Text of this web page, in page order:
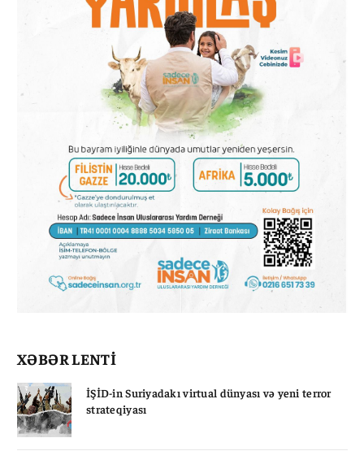
XƏBƏR LENTİ
İŞİD-in Suriyadakı virtual dünyası və yeni terror
strateqiyası